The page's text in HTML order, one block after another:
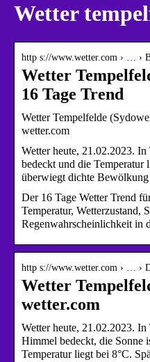
Wetter
http s://www.wetter.com › … ›
Wetter
16 Tage Trend
Wetter Tempelfelde
wetter.com
Wetter heute, 21.02.2023.
bedeckt und die Temperatur
überwiegt dichte
Der 16 Tage Wetter Trend
Temperatur, Wetterzustand,
Regenwahrscheinlichkeit in
http s://www.wetter.com › … ›
Wetter
wetter.com
Wetter heute, 21.02.2023.
Himmel bedeckt, die Sonne
Temperatur liegt bei 8°C.